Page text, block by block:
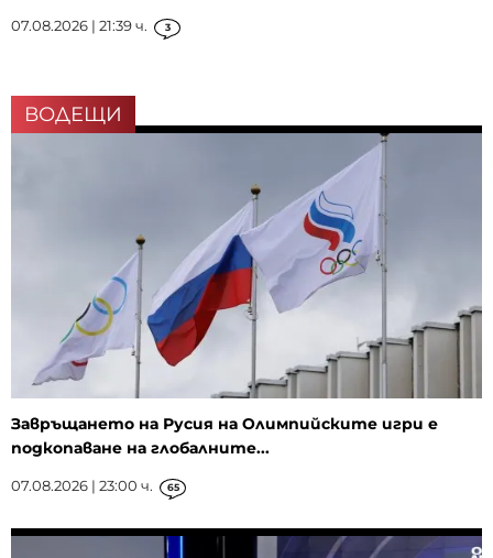
07.08.2026 | 21:39 ч. 3
ВОДЕЩИ
Завръщането на Русия на Олимпийските игри е
подкопаване на глобалните...
07.08.2026 | 23:00 ч. 65